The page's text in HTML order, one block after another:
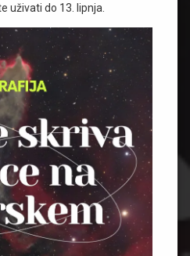
uživati do 13. lipnja.